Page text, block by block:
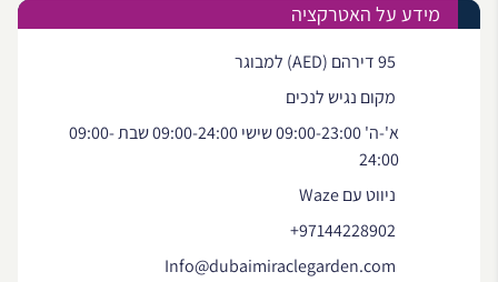
מידע על האטרקציה
95 דירהם (AED) למבוגר
מקום נגיש לנכים
א'-ה' 09:00-23:00 שישי 09:00-24:00 שבת 09:00-
24:00
ניווט עם Waze
+97144228902
Info@dubaimiraclegarden.com